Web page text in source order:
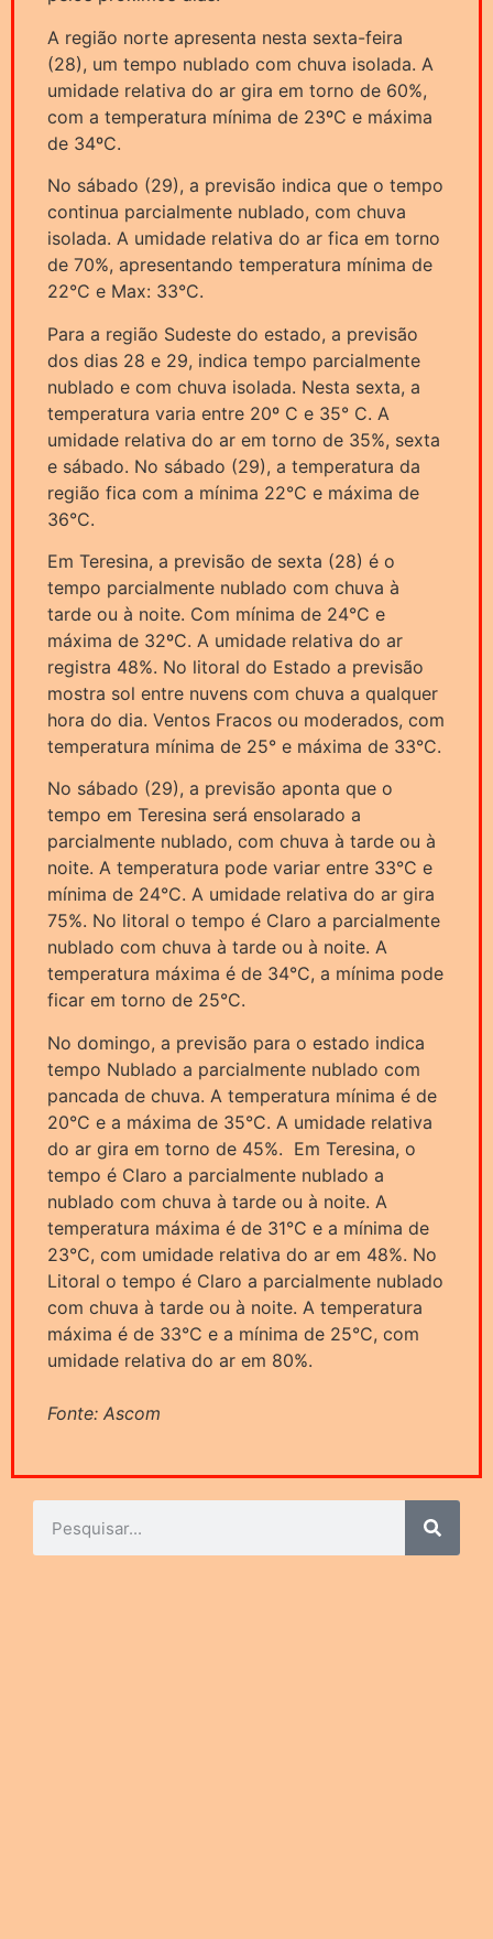
A região norte apresenta nesta sexta-feira
(28), um tempo nublado com chuva isolada. A
umidade relativa do ar gira em torno de 60%,
com a temperatura mínima de 23ºC e máxima
de 34ºC.
No sábado (29), a previsão indica que o tempo
continua parcialmente nublado, com chuva
isolada. A umidade relativa do ar fica em torno
de 70%, apresentando temperatura mínima de
22°C e Max: 33°C.
Para a região Sudeste do estado, a previsão
dos dias 28 e 29, indica tempo parcialmente
nublado e com chuva isolada. Nesta sexta, a
temperatura varia entre 20º C e 35° C. A
umidade relativa do ar em torno de 35%, sexta
e sábado. No sábado (29), a temperatura da
região fica com a mínima 22°C e máxima de
36°C.
Em Teresina, a previsão de sexta (28) é o
tempo parcialmente nublado com chuva à
tarde ou à noite. Com mínima de 24°C e
máxima de 32ºC. A umidade relativa do ar
registra 48%. No litoral do Estado a previsão
mostra sol entre nuvens com chuva a qualquer
hora do dia. Ventos Fracos ou moderados, com
temperatura mínima de 25° e máxima de 33°C.
No sábado (29), a previsão aponta que o
tempo em Teresina será ensolarado a
parcialmente nublado, com chuva à tarde ou à
noite. A temperatura pode variar entre 33°C e
mínima de 24°C. A umidade relativa do ar gira
75%. No litoral o tempo é Claro a parcialmente
nublado com chuva à tarde ou à noite. A
temperatura máxima é de 34°C, a mínima pode
ficar em torno de 25°C.
No domingo, a previsão para o estado indica
tempo Nublado a parcialmente nublado com
pancada de chuva. A temperatura mínima é de
20°C e a máxima de 35°C. A umidade relativa
do ar gira em torno de 45%. Em Teresina, o
tempo é Claro a parcialmente nublado a
nublado com chuva à tarde ou à noite. A
temperatura máxima é de 31°C e a mínima de
23°C, com umidade relativa do ar em 48%. No
Litoral o tempo é Claro a parcialmente nublado
com chuva à tarde ou à noite. A temperatura
máxima é de 33°C e a mínima de 25°C, com
umidade relativa do ar em 80%.
Fonte: Ascom